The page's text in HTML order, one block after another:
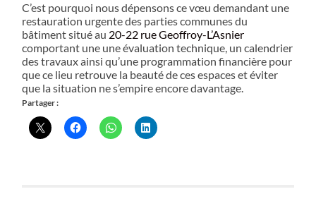
C’est pourquoi nous dépensons ce vœu demandant une
restauration urgente des parties communes du
bâtiment situé au 20-22 rue Geoffroy-L’Asnier
comportant une une évaluation technique, un calendrier
des travaux ainsi qu’une programmation financière pour
que ce lieu retrouve la beauté de ces espaces et éviter
que la situation ne s’empire encore davantage.
Partager :